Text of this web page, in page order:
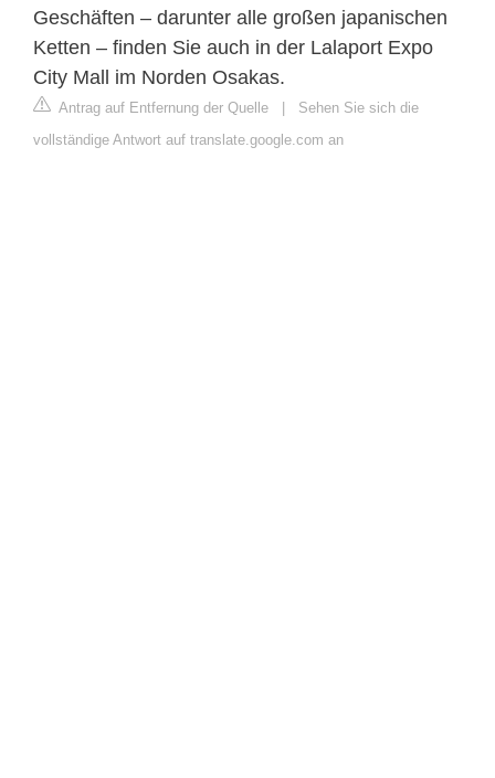
Geschäften – darunter alle großen japanischen
Ketten – finden Sie auch in der Lalaport Expo
City Mall im Norden Osakas.
Antrag auf Entfernung der Quelle | Sehen Sie sich die
vollständige Antwort auf translate.google.com an